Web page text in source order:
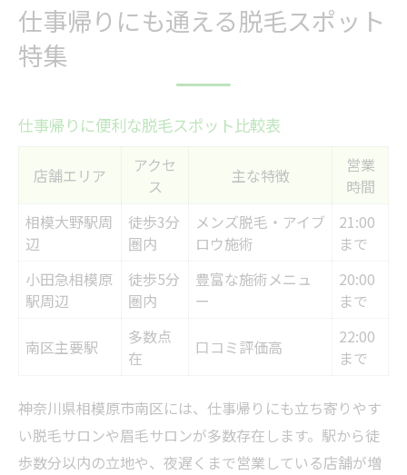
仕事帰りにも通える脱毛スポット
特集
仕事帰りに便利な脱毛スポット比較表
店舗エリア
アクセ
ス
主な特徴
営業
時間
相模大野駅周
辺
徒歩3分
圏内
メンズ脱毛・アイブ
ロウ施術
21:00
まで
小田急相模原
駅周辺
徒歩5分
圏内
豊富な施術メニュ
ー
20:00
まで
南区主要駅
多数点
在
口コミ評価高
22:00
まで
神奈川県相模原市南区には、仕事帰りにも立ち寄りやす
い脱毛サロンや眉毛サロンが多数存在します。駅から徒
歩数分以内の立地や、夜遅くまで営業している店舗が増